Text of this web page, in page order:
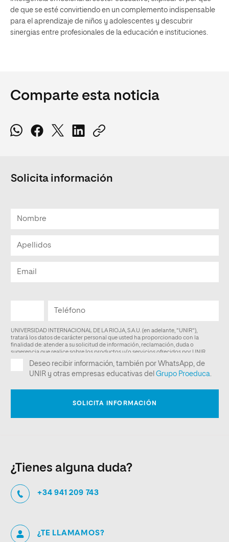
de que se esté convirtiendo en un complemento indispensable
para el aprendizaje de niños y adolescentes y descubrir
sinergias entre profesionales de la educación e instituciones.
Comparte esta noticia
Solicita información
¿Tienes alguna duda?
+34 941 209 743
¿TE LLAMAMOS?